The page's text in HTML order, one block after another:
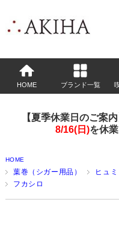
HOME ブランド一覧
【夏季休業日のご案
8/16(日)を休
HOME
葉巻（シガー用品）
ヒュ
フカシロ